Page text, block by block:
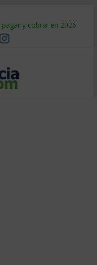
y cobrar en 2026
sale tan caro
a tiempo
qué hacer
segmentarlo y venderle